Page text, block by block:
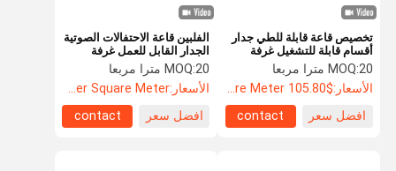
تخصيص قاعة قابلة للطي جدار
أقسام قابلة للتشغيل غرفة
مقسم للحد من الصوت
MOQ:20 مترا مربعا
الأسعار:$105.80 Per Square Meter
افضل سعر
contact
الفلبين قاعة الاحتفالات الصوتية
الجدار القابل للعمل غرفة
الاجتماعات
MOQ:20 مترا مربعا
الأسعار:US$135.8 Per Square Meter
افضل سعر
contact